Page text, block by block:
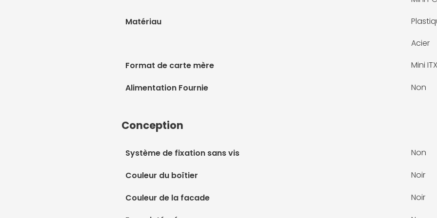
Matériau
Acier
Format de carte mère
Mini ITX
Alimentation Fournie Non
Conception
Système de fixation sans vis Non
Couleur du boîtier Noir
Couleur de la facade Noir